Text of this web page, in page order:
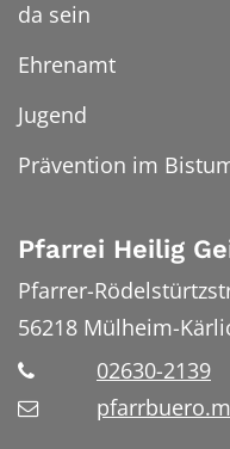
da sein
Ehrenamt
Jugend
Prävention im
Pfarrei Heilig
Pfarrer-
56218 Mülheim-
02630-2139